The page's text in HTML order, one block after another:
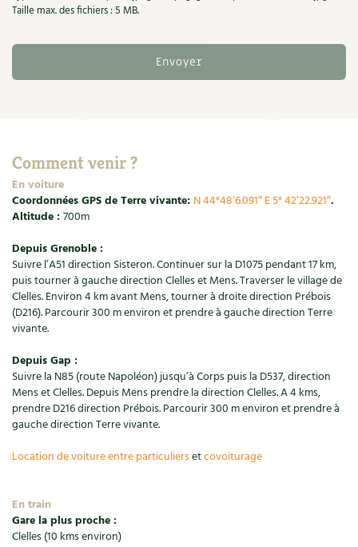
Société et alternatives
Protéger la nature
Autonomie
Actions pour la planète
Les 4 saisons
Carnets de saison
Compléments
Dossier4 saisons
Vidéos et podcasts
Taille max. des fichiers : 5 MB.
Comment venir ?
En voiture
Coordonnées GPS de Terre vivante: N 44°48’6.091″ E 5° 42’22.921″.
Altitude :700m
Depuis Grenoble :
Suivre l’A51 direction Sisteron. Continuer sur la D1075 pendant 17 km,
puis tourner à gauche direction Clelles et Mens. Traverser le village de
Clelles. Environ4 km avant Mens, tourner à droite direction Prébois
(D216). Parcourir 300 m environ et prendre à gauche direction Terre
vivante.
Depuis Gap :
Suivre la N85 (route Napoléon) jusqu’à Corps puis la D537, direction
Mens et Clelles. Depuis Mens prendre la direction Clelles. A 4 kms,
prendre D216 direction Prébois. Parcourir 300 m environ et prendre à
gauche direction Terre vivante.
Location de voiture entre particuliersetcovoiturage
En train
Gare la plus proche :
Clelles (10 kms environ)